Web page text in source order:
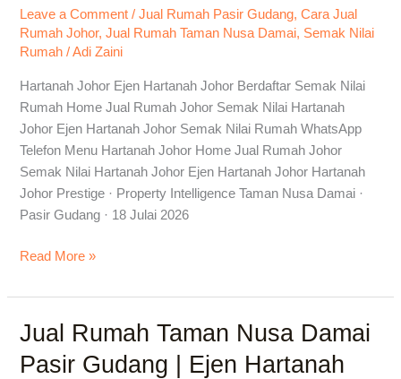
Leave a Comment /Jual Rumah Pasir Gudang,Cara Jual
Rumah Johor,Jual Rumah Taman Nusa Damai, Semak Nilai
Rumah /Adi Zaini
Hartanah Johor Ejen Hartanah Johor Berdaftar Semak Nilai
Rumah Home Jual Rumah Johor Semak Nilai Hartanah
Johor Ejen Hartanah Johor Semak Nilai Rumah WhatsApp
Telefon Menu Hartanah Johor Home Jual Rumah Johor
Semak Nilai Hartanah Johor Ejen Hartanah Johor Hartanah
Johor Prestige · Property Intelligence Taman Nusa Damai ·
Pasir Gudang · 18 Julai 2026
Pasir
|
Ejen
Hartanah
Johor
Read More »
Jual Rumah Taman Nusa Damai
Pasir Gudang | Ejen Hartanah
Jual
Taman